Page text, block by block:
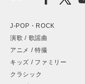
J-POP・ROCK
演歌 / 歌謡曲
アニメ / 特撮
キッズ / ファミリー
クラシック